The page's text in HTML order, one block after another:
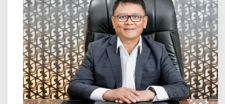
h
a
r
j
a
T
e
r
u
s
M